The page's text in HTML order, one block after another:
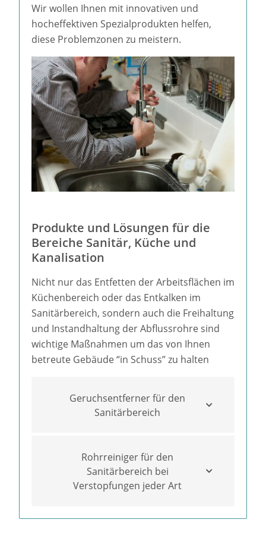
Wir wollen Ihnen mit innovativen und
hocheffektiven Spezialprodukten helfen,
diese Problemzonen zu meistern.
Produkte und Lösungen für die
Bereiche Sanitär, Küche und
Kanalisation
Nicht nur das Entfetten der Arbeitsflächen im
Küchenbereich oder das Entkalken im
Sanitärbereich, sondern auch die Freihaltung
und Instandhaltung der Abflussrohre sind
wichtige Maßnahmen um das von Ihnen
betreute Gebäude “in Schuss” zu halten
Geruchsentferner für den
Sanitärbereich
Rohrreiniger für den
Sanitärbereich bei
Verstopfungen jeder Art